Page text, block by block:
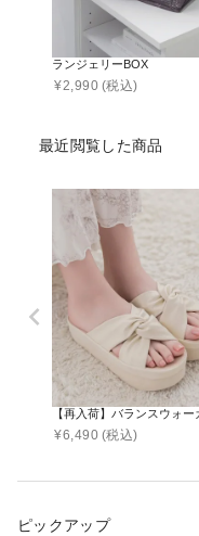
ランジェリーBOX
¥2,990 (税込)
最近閲覧した商品
【再入荷】バランスウォー
¥6,490 (税込)
ピックアップ